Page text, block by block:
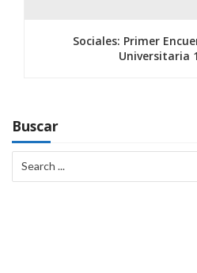
n
d
e
Sociales: Primer
Universitaria
Buscar
for: